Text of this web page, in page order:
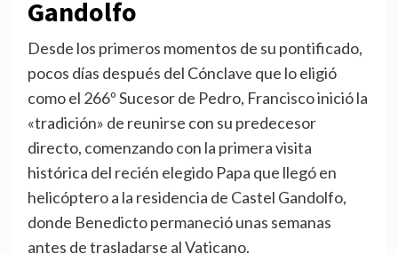
Gandolfo
Desde los primeros momentos de su pontificado,
pocos días después del Cónclave que lo eligió
como el 266º Sucesor de Pedro, Francisco inició la
«tradición» de reunirse con su predecesor
directo, comenzando con la primera visita
histórica del recién elegido Papa que llegó en
helicóptero a la residencia de Castel Gandolfo,
donde Benedicto permaneció unas semanas
antes de trasladarse al Vaticano.